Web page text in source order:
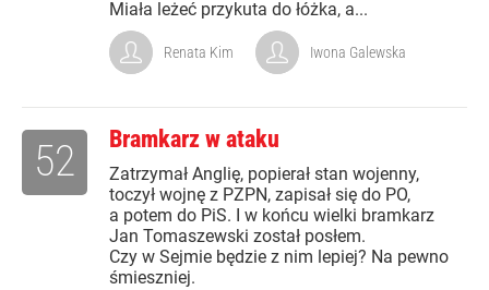
Miała leżeć przykuta do łóżka, a...
Renata Kim Iwona Galewska
Bramkarz w ataku
Zatrzymał Anglię, popierał stan wojenny,
toczył wojnę z PZPN, zapisał się do PO,
a potem do PiS. I w końcu wielki bramkarz
Jan Tomaszewski został posłem.
Czy w Sejmie będzie z nim lepiej? Na pewno
śmieszniej.
52